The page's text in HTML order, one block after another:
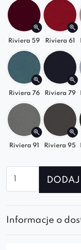
Riviera 59 Riviera 61
Riviera 76 Riviera 79
Riviera 91 Riviera 95
Fotel
Informacje o